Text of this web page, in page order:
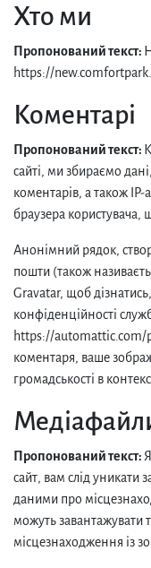
Хто ми
Пропонований текст:
https://
Коментарі
Пропонований текст:
сайті, ми збираємо
коментарів, а також IP-
браузера користувача,
Анонімний рядок,
пошти (також
Gravatar, щоб
конфіденційності
https://automattic.com/
коментаря, ваше
громадськості в
Пропонований текст:
сайт, вам слід уникати
даними про
можуть завантажувати
місцезнаходження із